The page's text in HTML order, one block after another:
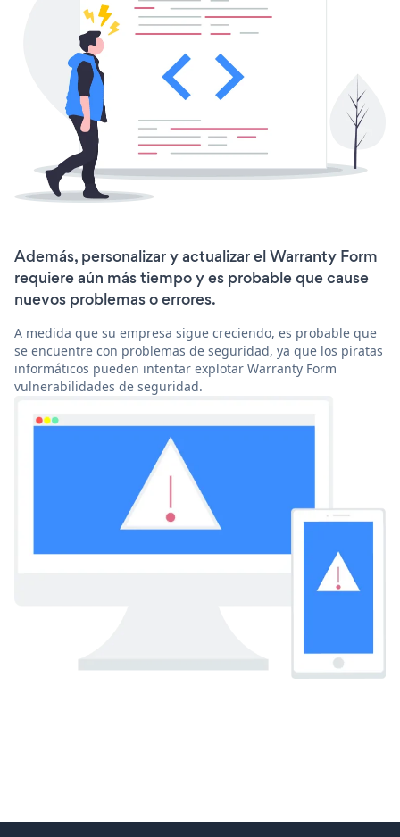
Además, personalizar y actualizar el Warranty Form
requiere aún más tiempo y es probable que cause
nuevos problemas o errores.
A medida que su empresa sigue creciendo, es probable que
se encuentre con problemas de seguridad, ya que los piratas
informáticos pueden intentar explotar Warranty Form
vulnerabilidades de seguridad.